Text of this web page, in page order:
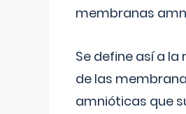
membranas
Se define así a la
de las
amnióticas que